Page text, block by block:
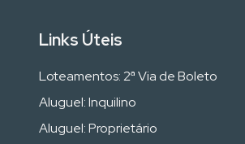
Links Úteis
Loteamentos: 2ª Via de Boleto
Aluguel: Inquilino
Aluguel: Proprietário